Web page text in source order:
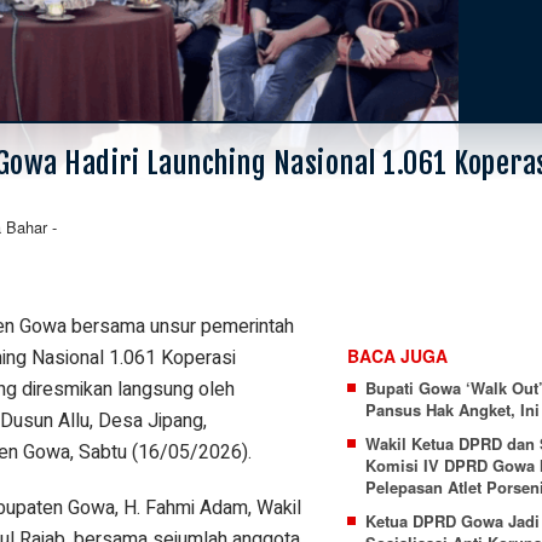
Hadiri Launching Nasional 1.061
Bahar -
BACA JUGA
Bupati Gowa ‘Walk
Pansus Hak Angket,
Wakil Ketua DPRD dan
Komisi IV DPRD Gowa
Pelepasan Atlet
Ketua DPRD Gowa
Gowa bersama unsur pemerintah
Nasional 1.061 Koperasi
diresmikan langsung oleh
Allu, Desa Jipang,
Gowa, Sabtu (16/05/2026).
Gowa, H. Fahmi Adam, Wakil